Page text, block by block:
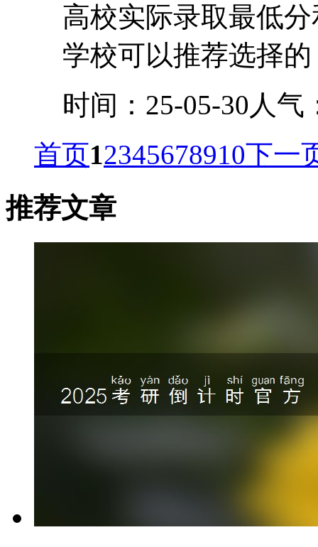
高校实际录取最低
学校可以推荐选择
时间：25-05-30 人气
首页12345678910下一
推荐文章